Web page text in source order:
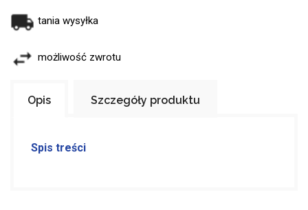
tania wysyłka
możliwość zwrotu
Opis Szczegóły produktu
Spis treści